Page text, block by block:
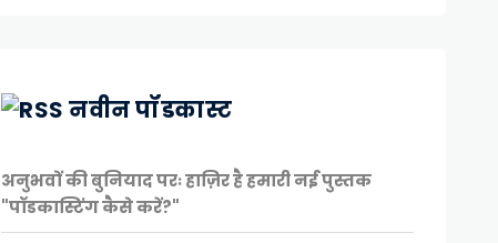
नवीन पॉडकास्ट
अनुभवों की बुनियाद परः हाज़िर है हमारी नई पुस्तक
"पॉडकास्टिंग कैसे करें?"